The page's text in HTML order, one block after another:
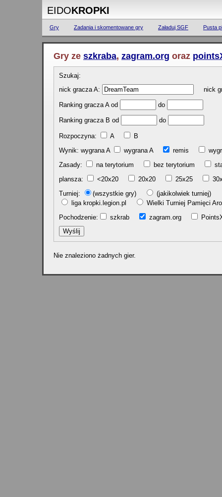
EIDOKROPKI
Gry Zadania i skomentowane gry Załaduj SGF Pusta
Gry ze szkraba, zagram.org oraz
Szukaj:
nick gracza A:
nick
Ranking gracza A od do
Ranking gracza B od do
Rozpoczyna: A
B
Wynik: wygrana A
wygrana A remis
Zasady:
na terytorium bez terytorium
plansza:
<20x20 20x20 25x25
Turniej:
(wszystkie gry)
(jakikolwiek turniej)
liga kropki.legion.pl
Wielki Turniej Pamięci
Pochodzenie:
szkrab zagram.org
Nie znaleziono żadnych gier.